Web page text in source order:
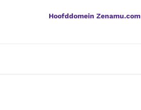
Hoofddomein Zenamu.com